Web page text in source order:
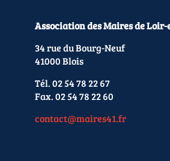
Association des Maires de Loir-
34 rue du Bourg-Neuf
41000 Blois
Tél. 02 54 78 22 67
Fax. 02 54 78 22 60
contact@maires41.fr